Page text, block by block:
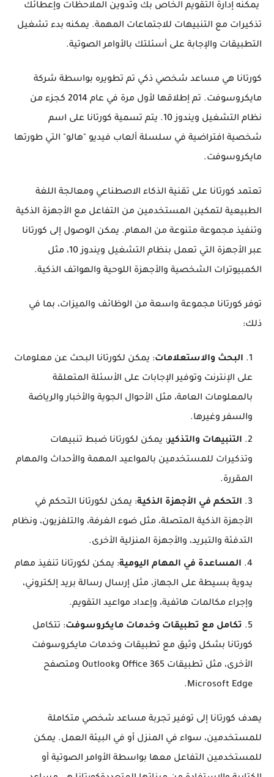
يمكنه إدارة التقويم الخاص بك وتدوين الملاحظات وإعطائك
تذكيرات مع التنبيهات للاجتماعات المهمة. يمكنه بدء تشغيل
التطبيقات والإجابة على أسئلتك بالأوامر الصوتية.
كورتانا هي مساعد شخصي ذكي تم تطويره بواسطة شركة
مايكروسوفت. تم إطلاقها لأول مرة في عام 2014 كجزء من
نظام التشغيل ويندوز 10. يتم تسمية كورتانا على اسم
شخصية افتراضية في سلسلة ألعاب فيديو "هالو" التي طورتها
مايكروسوفت.
تعتمد كورتانا على تقنية الذكاء الاصطناعي ومعالجة اللغة
الطبيعية لتمكين المستخدمين من التفاعل مع الأجهزة الذكية
وتنفيذ مجموعة متنوعة من المهام. يمكن الوصول إلى كورتانا
عبر الأجهزة التي تعمل بنظام التشغيل ويندوز 10، مثل
الكمبيوترات الشخصية والأجهزة اللوحية والهواتف الذكية.
توفر كورتانا مجموعة واسعة من الوظائف والميزات، بما في
ذلك:
البحث والاستعلامات: يمكن لكورتانا البحث عن معلومات
على الإنترنت وتوفير الإجابات على الأسئلة المتعلقة
بالمعلومات العامة، مثل الأحوال الجوية والأخبار والرياضة
والسفر وغيرها.
التنبيهات والتذكير: يمكن لكورتانا ضبط تنبيهات
وتذكيرات للمستخدمين بالمواعيد المهمة والأحداث والمهام
المقررة.
التحكم في الأجهزة الذكية: يمكن لكورتانا التحكم في
الأجهزة الذكية المتصلة، مثل ضوء الغرفة، والتلفزيون، ونظام
التدفئة والتبريد، والأجهزة المنزلية الأخرى.
المساعدة في المهام اليومية: يمكن لكورتانا تنفيذ مهام
يدوية بسيطة على الجهاز، مثل إرسال رسالة بريد إلكتروني،
وإجراء مكالمات هاتفية، وإعداد مواعيد التقويم.
تكامل مع تطبيقات وخدمات مايكروسوفت: تتكامل
كورتانا بشكل وثيق مع تطبيقات وخدمات مايكروسوفت
الأخرى، مثل تطبيقات Office 365 وOutlook ومتصفح
Microsoft Edge.
يهدف كورتانا إلى توفير تجربة مساعد شخصي متكاملة
للمستخدمين، سواء في المنزل أو في البيئة العمل. يمكن
للمستخدمين التفاعل معها بواسطة الأوامر الصوتية أو